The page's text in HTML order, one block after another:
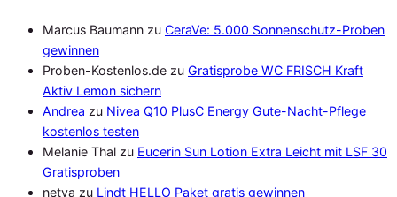
Marcus Baumann zu CeraVe: 5.000 Sonnenschutz-Proben
gewinnen
Proben-Kostenlos.de zu Gratisprobe WC FRISCH Kraft
Aktiv Lemon sichern
Andrea zu Nivea Q10 PlusC Energy Gute-Nacht-Pflege
kostenlos testen
Melanie Thal zu Eucerin Sun Lotion Extra Leicht mit LSF 30
Gratisproben
netya zu Lindt HELLO Paket gratis gewinnen